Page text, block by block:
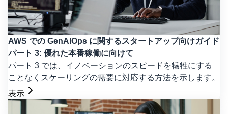
AWS での GenAIOps に関するスタートアップ向けガイド
パート 3: 優れた本番稼働に向けて
パート 3 では、イノベーションのスピードを犠牲にする
ことなくスケーリングの需要に対応する方法を示します。
表示